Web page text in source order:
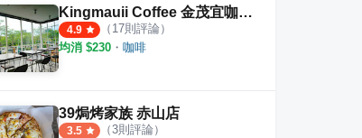
Kingmauii Coffee 金茂宜咖啡 文濱店
4.9 （ 17則評論）
均消 $230 ・ 咖啡
39焗烤家族 赤山店
3.5 （3則評論）